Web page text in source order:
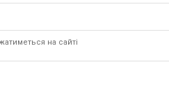
на сайті